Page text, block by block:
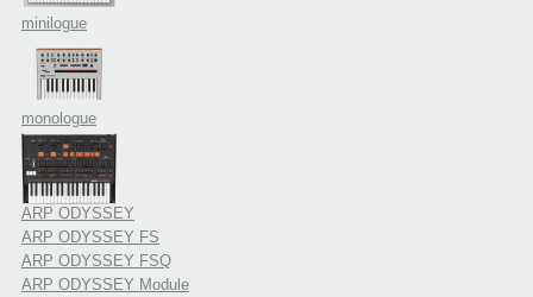
minilogue
monologue
ARP ODYSSEY
ARP ODYSSEY FS
ARP ODYSSEY FSQ
ARP ODYSSEY Module